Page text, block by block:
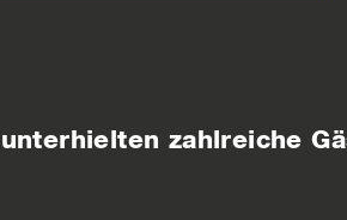
zahlreiche